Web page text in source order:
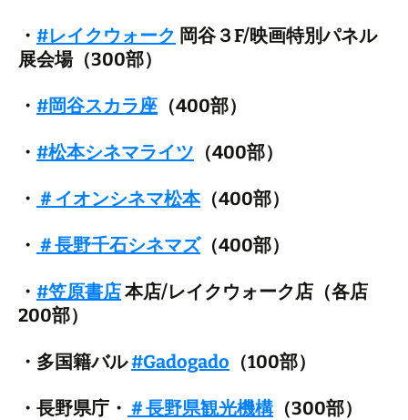
・ #レイクウォーク 岡谷３F/映画特別パネル
展会場（300部）
・ #岡谷スカラ座 （400部）
・ #松本シネマライツ （400部）
・ ＃イオンシネマ松本（400部）
・ ＃長野千石シネマズ（400部）
・ #笠原書店本店/レイクウォーク店（各店
200部）
・多国籍バル#Gadogado （100部）
・長野県庁・ ＃長野県観光機構（300部）